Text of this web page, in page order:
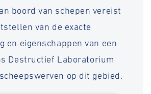
boord van schepen vereist
van de exacte
en eigenschappen van een
Destructief Laboratorium
op dit gebied.